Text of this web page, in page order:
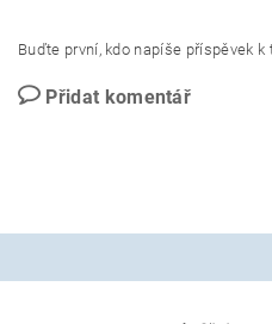
Buďte první, kdo napíše příspěvek k
Přidat komentář